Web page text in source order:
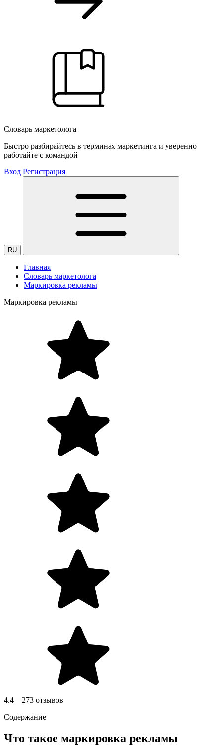
Словарь маркетолога
Быстро разбирайтесь в терминах маркетинга и уверенно
работайте с командой
Вход Регистрация
RU
Главная
Словарь маркетолога
Маркировка рекламы
Маркировка рекламы
4.4 – 273 отзывов
Содержание
Что такое маркировка рекламы